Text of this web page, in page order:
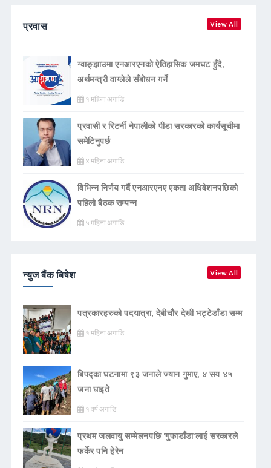
प्रवास View All
ग्वाङ्झाउमा एनआरएनको ऐतिहासिक जमघट हुँदै,
अर्थमन्त्री वाग्लेले सँबोधन गर्ने
१ महिना अगाडि
प्रवासी र रिटर्नी नेपालीको पीडा सरकारको कार्यसूचीमा
समेटिनुपर्छ
४ महिना अगाडि
विभिन्न निर्णय गर्दै एनआरएनए एकता अधिवेशनपछिको
पहिलो बैठक सम्पन्न
५ महिना अगाडि
न्युज बैंक बिषेश View All
पत्रकारहरुको पदयात्रा, देबीचौर देखी भट्टेडाँडा सम्म
१ महिना अगाडि
बिपद्का घटनामा ९३ जनाले ज्यान गुमाए, ४ सय ४५
जना घाइते
१ वर्ष अगाडि
प्रथम जलवायु सम्मेलनपछि ‘गुफाडाँडा’लाई सरकारले
फर्केर पनि हेरेन